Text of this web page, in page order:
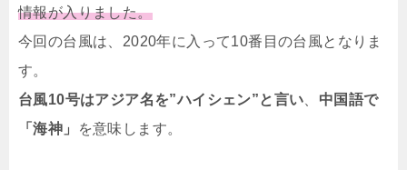
情報が入りました。
今回の台風は、2020年に入って10番目の台風となりま
す。
台風10号はアジア名を”ハイシェン”と言い
中国語で
「海神」
を意味します。